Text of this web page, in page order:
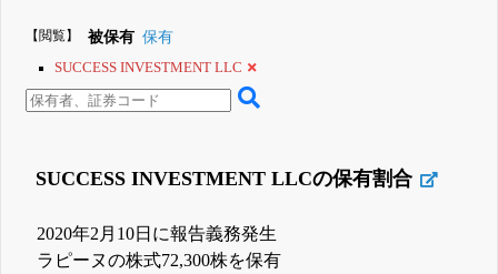
に詳しく分かる無料でβ版をはじめる
登録すると永久30%OFFと米株版の先行利用も付きます
【閲覧】 被保有 保有
SUCCESS INVESTMENT LLC
SUCCESS INVESTMENT LLCの保有割合
2020年2月10日に報告義務発生
ラピーヌの株式72,300株を保有